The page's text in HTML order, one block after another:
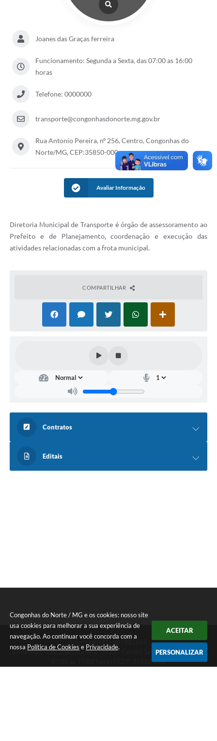
Congonhas do Norte / MG e os cookies: nosso site
usa cookies para melhorar a sua experiência de
navegação. Ao continuar você concorda com a
nossa Política de Cookies e Privacidade.
ACEITAR
PERSONALIZAR
Joanes das Graças ferreira
Funcionamento: Segunda a Sexta, das 07:00 as 16:00
horas
Telefone: 0000000
transporte@congonhasdonorte.mg.gov.br
Rua Antonio Pereira, nº 256, Centro, Congonhas do
Norte/MG, CEP:35850-000
Avaliar Informação
Diretoria Municipal de Transporte é órgão de assessoramento ao
Prefeito e de Planejamento, coordenação e execução das
atividades relacionadas com a frota municipal.
COMPARTILHAR
Contratos
Editais
Endereço: Rua: João Moreira, nº 22 - Centro Segunda a Sexta das
07:00 as 17:00 horas | CEP: 35850-000